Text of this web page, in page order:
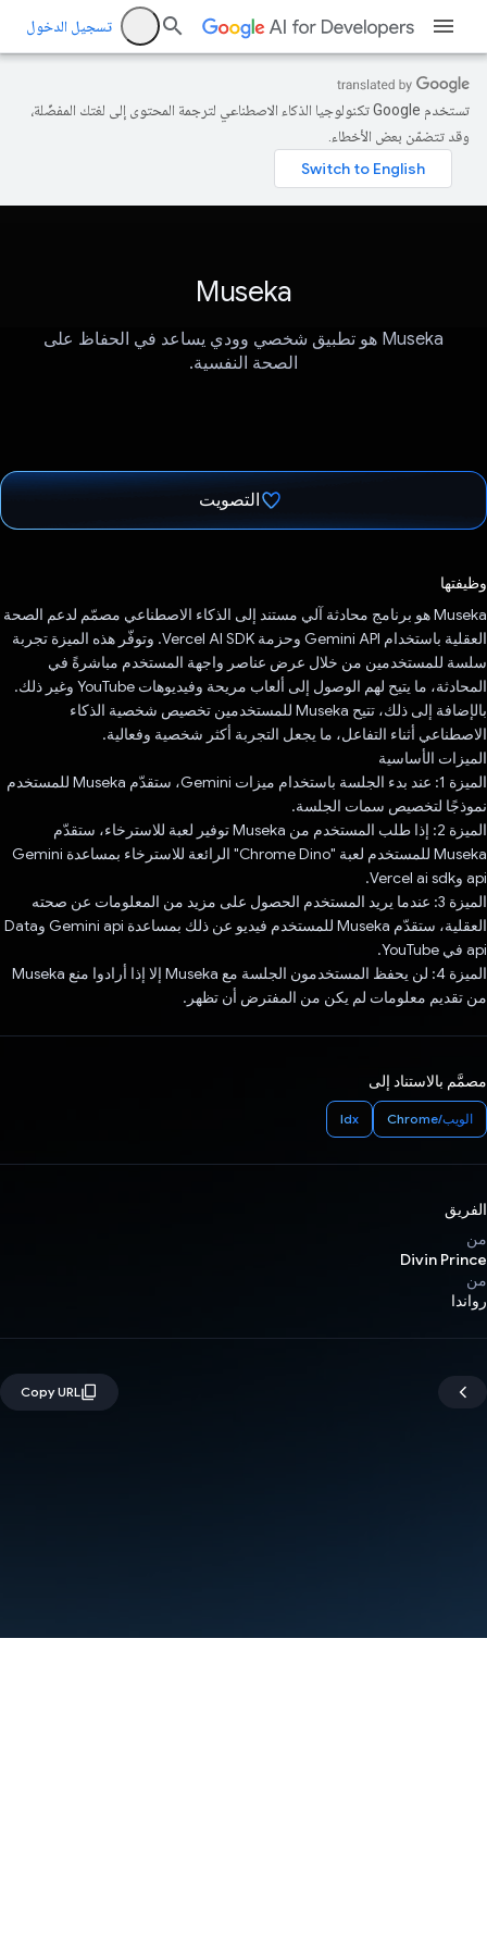
تسجيل الدخول
تستخدم Google تكنولوجيا الذكاء الاصطناعي لترجمة المحتوى إلى لغتك المفضّلة،
وقد تتضمّن بعض الأخطاء.
Museka
Museka هو تطبيق شخصي وودي يساعد في الحفاظ على
الصحة النفسية.
التصويت
وظيفتها
Museka هو برنامج محادثة آلي مستند إلى الذكاء الاصطناعي مصمّم لدعم الصحة
العقلية باستخدام Gemini API وحزمة Vercel AI SDK. وتوفّر هذه الميزة تجربة
سلسة للمستخدمين من خلال عرض عناصر واجهة المستخدم مباشرةً في
المحادثة، ما يتيح لهم الوصول إلى ألعاب مريحة وفيديوهات YouTube وغير ذلك.
بالإضافة إلى ذلك، تتيح Museka للمستخدمين تخصيص شخصية الذكاء
الاصطناعي أثناء التفاعل، ما يجعل التجربة أكثر شخصية وفعالية.
الميزات الأساسية
الميزة 1: عند بدء الجلسة باستخدام ميزات Gemini، ستقدّم Museka للمستخدم
نموذجًا لتخصيص سمات الجلسة.
الميزة 2: إذا طلب المستخدم من Museka توفير لعبة للاسترخاء، ستقدّم
Museka للمستخدم لعبة "Chrome Dino" الرائعة للاسترخاء بمساعدة Gemini
api وVercel ai sdk.
الميزة 3: عندما يريد المستخدم الحصول على مزيد من المعلومات عن صحته
العقلية، ستقدّم Museka للمستخدم فيديو عن ذلك بمساعدة Gemini api وData
api في YouTube.
الميزة 4: لن يحفظ المستخدمون الجلسة مع Museka إلا إذا أرادوا منع Museka
من تقديم معلومات لم يكن من المفترض أن تظهر.
مصمَّم بالاستناد إلى
الويب/Chrome Idx
الفريق
من
Divin Prince
من
رواندا